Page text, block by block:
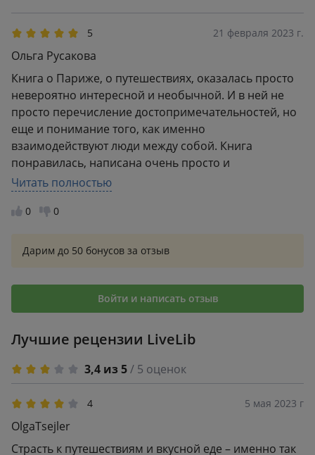
5 21 февраля 2023 г.
Ольга Русакова
Книга о Париже, о путешествиях, оказалась просто
невероятно интересной и необычной. И в ней не
просто перечисление достопримечательностей, но
еще и понимание того, как именно
взаимодействуют люди между собой. Книга
понравилась, написана очень просто и
воспринимается так же.
Читать полностью
0 0
Дарим до 50 бонусов за отзыв
Войти и написать отзыв
Лучшие рецензии LiveLib
3,4 из 5/ 5 оценок
4 5 мая 2023 г
OlgaTsejler
Страсть к путешествиям и вкусной еде – именно так